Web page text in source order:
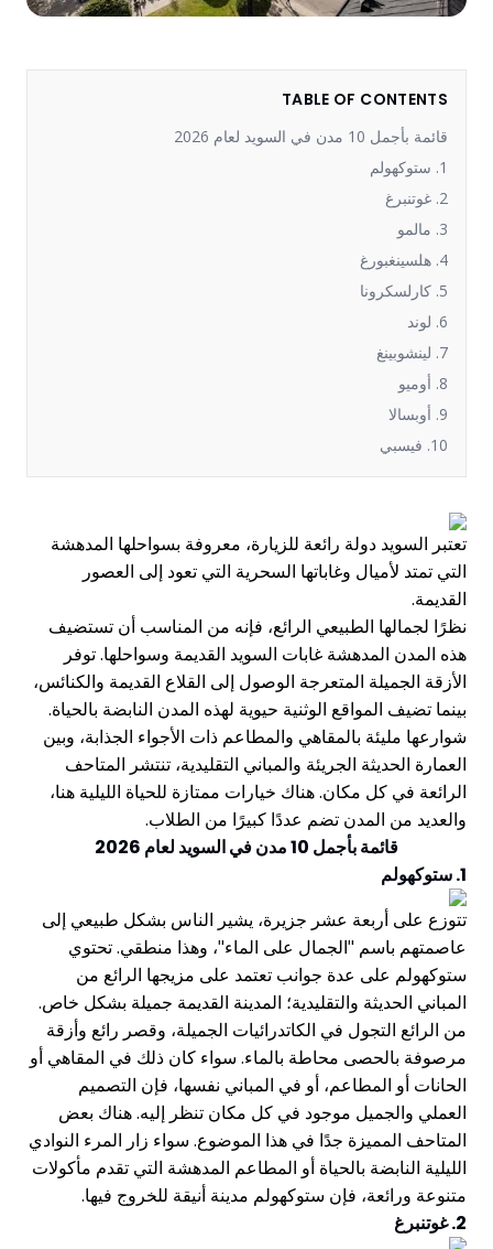
TABLE OF CONTENTS
قائمة بأجمل 10 مدن في السويد لعام 2026
1. ستوكهولم
2. غوتنبرغ
3. مالمو
4. هلسينغبورغ
5. كارلسكرونا
6. لوند
7. لينشوبينغ
8. أوميو
9. أوبسالا
10. فيسبي
تعتبر السويد دولة رائعة للزيارة، معروفة بسواحلها المدهشة
التي تمتد لأميال وغاباتها السحرية التي تعود إلى العصور
القديمة.
نظرًا لجمالها الطبيعي الرائع، فإنه من المناسب أن تستضيف
هذه المدن المدهشة غابات السويد القديمة وسواحلها. توفر
الأزقة الجميلة المتعرجة الوصول إلى القلاع القديمة والكنائس،
بينما تضيف المواقع الوثنية حيوية لهذه المدن النابضة بالحياة.
شوارعها مليئة بالمقاهي والمطاعم ذات الأجواء الجذابة، وبين
العمارة الحديثة الجريئة والمباني التقليدية، تنتشر المتاحف
الرائعة في كل مكان. هناك خيارات ممتازة للحياة الليلية هنا،
والعديد من المدن تضم عددًا كبيرًا من الطلاب.
قائمة بأجمل 10 مدن في السويد لعام 2026
1. ستوكهولم
تتوزع على أربعة عشر جزيرة، يشير الناس بشكل طبيعي إلى
عاصمتهم باسم "الجمال على الماء"، وهذا منطقي. تحتوي
ستوكهولم على عدة جوانب تعتمد على مزيجها الرائع من
المباني الحديثة والتقليدية؛ المدينة القديمة جميلة بشكل خاص.
من الرائع التجول في الكاتدرائيات الجميلة، وقصر رائع وأزقة
مرصوفة بالحصى محاطة بالماء. سواء كان ذلك في المقاهي أو
الحانات أو المطاعم، أو في المباني نفسها، فإن التصميم
العملي والجميل موجود في كل مكان تنظر إليه. هناك بعض
المتاحف المميزة جدًا في هذا الموضوع. سواء زار المرء النوادي
الليلية النابضة بالحياة أو المطاعم المدهشة التي تقدم مأكولات
متنوعة ورائعة، فإن ستوكهولم مدينة أنيقة للخروج فيها.
2. غوتنبرغ